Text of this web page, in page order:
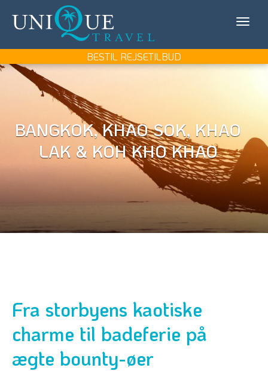
KONTAKT OS
MIN REJSE/LOG IN
Travel
BESTIL REJSETILBUD
REJSEMÅL
REJSETYPER
UDFLUGTER
UNIQUE TRAVEL
BOOK REJSEMØDE
BANGKOK, KHAO SOK, KHAO
LAK & KOH KHO KHAO
Fra storbyens kaotiske
charme til badeferie på
ægte bounty-øer